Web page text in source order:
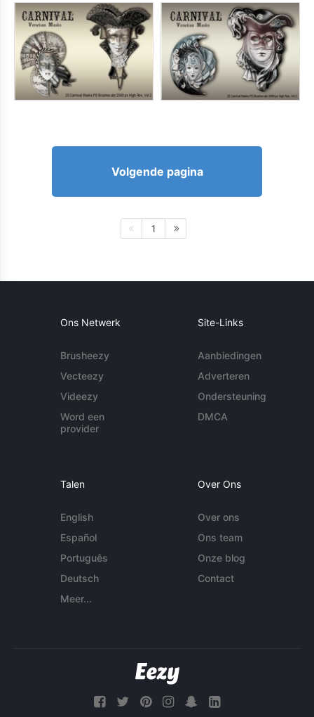
Volgende pagina
1
Ons Netwerk
Brusheezy
Vecteezy
Videezy
Word een
provider
Site-Links
Aanbiedingen
Adverteren
Ondersteuning
DMCA
Talen
English
Español
Português
Deutsch
Meer...
Over Ons
Over ons
Ons team
Onze blog
Contact